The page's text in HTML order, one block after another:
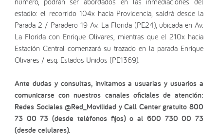
estadio: el recorrido 104x hacia Providencia, saldrá desde la
Parada 2 / Paradero 19 Av. La Florida (PE24), ubicada en Av.
La Florida con Enrique Olivares, mientras que el 210x hacia
Estación Central comenzará su trazado en la parada Enrique
Olivares / esq. Estados Unidos (PE1369).
Ante dudas y consultas, invitamos a usuarias y usuarios a
comunicarse con nuestros canales oficiales de atención:
Redes Sociales @Red_Movilidad y Call Center gratuito 800
73 00 73 (desde teléfonos fijos) o al 600 730 00 73
(desde celulares).